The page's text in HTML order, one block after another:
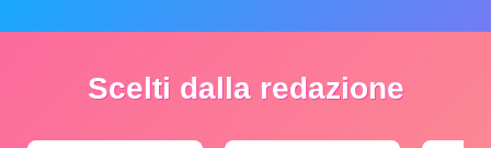
Scelti dalla redazione